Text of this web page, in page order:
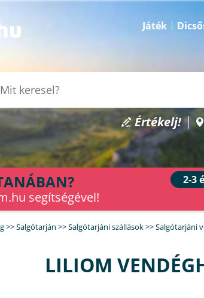
Játék
Értékelj!
segítségével!
2-3
>>Salgótarján >>Salgótarjáni szállások>>Salgótarjáni
LILIOM